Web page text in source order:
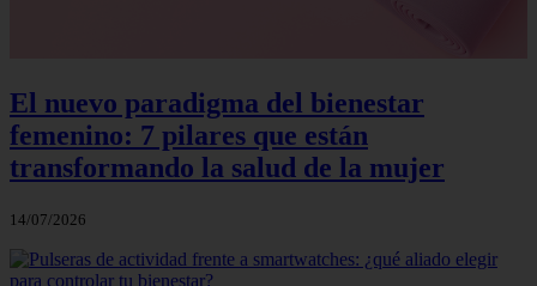
El nuevo paradigma del bienestar
femenino: 7 pilares que están
transformando la salud de la mujer
14/07/2026